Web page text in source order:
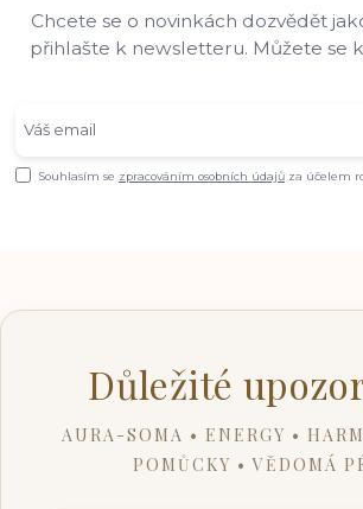
Chcete se o novinkách dozvědět
přihlašte k newsletteru. Můžete se
Souhlasím se zpracováním osobních údajů za účelem
Důležité
AURA-SOMA • ENERGY •
POMŮCKY • VĚDOMÁ